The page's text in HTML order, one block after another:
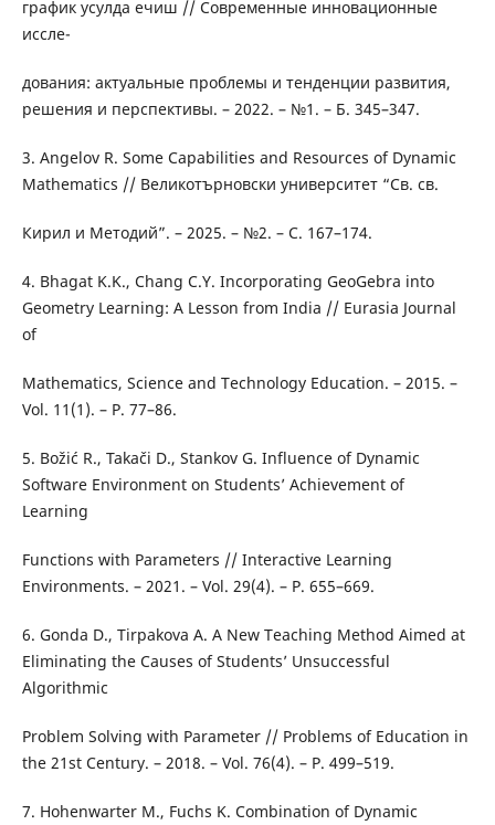
график усулда ечиш // Современные инновационные
иссле-
дования: актуальные проблемы и тенденции развития,
решения и перспективы. – 2022. – №1. – Б. 345–347.
3. Angelov R. Some Capabilities and Resources of Dynamic
Mathematics // Великотърновски университет “Св. св.
Кирил и Методий”. – 2025. – №2. – С. 167–174.
4. Bhagat K.K., Chang C.Y. Incorporating GeoGebra into
Geometry Learning: A Lesson from India // Eurasia Journal
of
Mathematics, Science and Technology Education. – 2015. –
Vol. 11(1). – P. 77–86.
5. Božić R., Takači D., Stankov G. Influence of Dynamic
Software Environment on Students’ Achievement of
Learning
Functions with Parameters // Interactive Learning
Environments. – 2021. – Vol. 29(4). – P. 655–669.
6. Gonda D., Tirpakova A. A New Teaching Method Aimed at
Eliminating the Causes of Students’ Unsuccessful
Algorithmic
Problem Solving with Parameter // Problems of Education in
the 21st Century. – 2018. – Vol. 76(4). – P. 499–519.
7. Hohenwarter M., Fuchs K. Combination of Dynamic